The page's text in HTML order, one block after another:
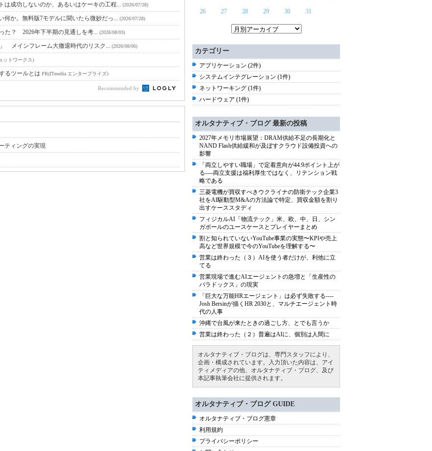
は成功しないのか、あるいはケーキの工程... (2026/07/28)
何か。無料版7モデルに聞いたら微妙だっ... (2026/07/28)
た？ 2026年下半期の見通しを考... (2026/08/03)
メインフレーム大撤退時代のリスク... (2026/08/06)
ットワークス)
るツールとは PR(ITmedia エンタープライズ)
Recommended by
ティングの実現
26 27 28 29 30 31
カテゴリー
アプリケーション (2件)
システムインテグレーション (1件)
ネットワーキング (1件)
ハードウェア (1件)
オルタナティブ・ブログ 最新の投稿
2027年メモリ市場展望：DRAM供給不足の長期化と
NAND Flash供給緩和が及ぼすクラウド設備投資への
影響
「両立しやすい職場」で定着意向が44.9ポイント上が
る----両立支援は福利厚生ではなく、リテンション戦
略である
三菱電機が買収すべきウクライナの防衛テック企業3
社をAI駆動型M&Aの方法論で特定、買収金額を割り
出すケーススタディ
フィジカルAI「物流テック」米、欧、中、日、シン
ガポールのユースケースとプレイヤーまとめ
割と知られていないYouTube事業の実態〜KPIや売上
高など世界規模で今のYouTubeを理解する〜
営業は終わった（３）AIを使う者だけが、利他に立
てる
営業現場で進むAIエージェントの急増と「生産性の
パラドックス」の現実
「巨大な万能HRエージェント」は必ず失敗する----
Josh Bersinが描くHR 2030と、マルチエージェント時
代の人事
沖縄で台風が来たときの過ごし方、とでも言うか
営業は終わった（２）普遍はAIに、個別は人間に
オルタナティブ・ブログは、専門スタッフにより、
企画・構成されています。入力頂いた内容は、アイ
ティメディアの他、オルタナティブ・ブログ、及び
本記事執筆会社に提供されます。
オルタナティブ・ブログ GUIDE
オルタナティブ・ブログ憲章
利用規約
プライバシーポリシー